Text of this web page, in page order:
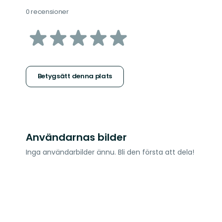
0 recensioner
av
stjärnor
Betygsätt denna plats
Användarnas bilder
Inga användarbilder ännu. Bli den första att dela!